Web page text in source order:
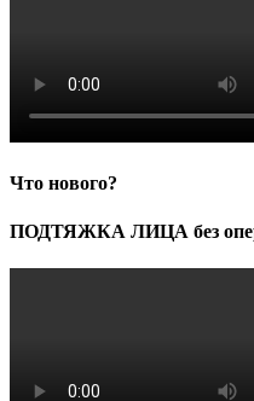
Что нового?
ПОДТЯЖКА ЛИЦА без